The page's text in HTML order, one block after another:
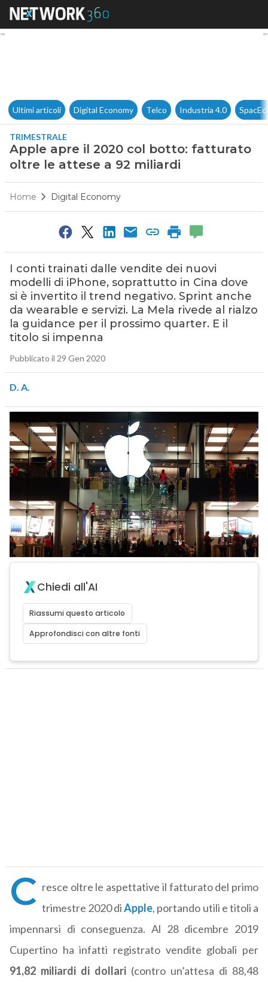
Apple apre il 2020 col botto:
Ultimi articoli Digital Economy Telco Industria 4.0
TRIMESTRALE
Apple apre il 2020 col botto: fatturato
oltre le attese a 92 miliardi
Home Digital Economy
I conti trainati dalle vendite dei nuovi
modelli di iPhone, soprattutto in Cina dove
si è invertito il trend negativo. Sprint anche
da wearable e servizi. La Mela rivede al rialzo
la guidance per il prossimo quarter. E il
titolo si impenna
Pubblicato il 29 Gen 2020
D. A.
Chiedi all'AI
Riassumi questo articolo
Approfondisci con altre fonti
C resce oltre le aspettative il fatturato del primo
trimestre 2020 diApple, portando utili e titoli a
impennarsi di conseguenza. Al 28 dicembre 2019
Cupertino ha infatti registrato vendite globali per
91,82 miliardi di dollari(contro un’attesa di 88,48